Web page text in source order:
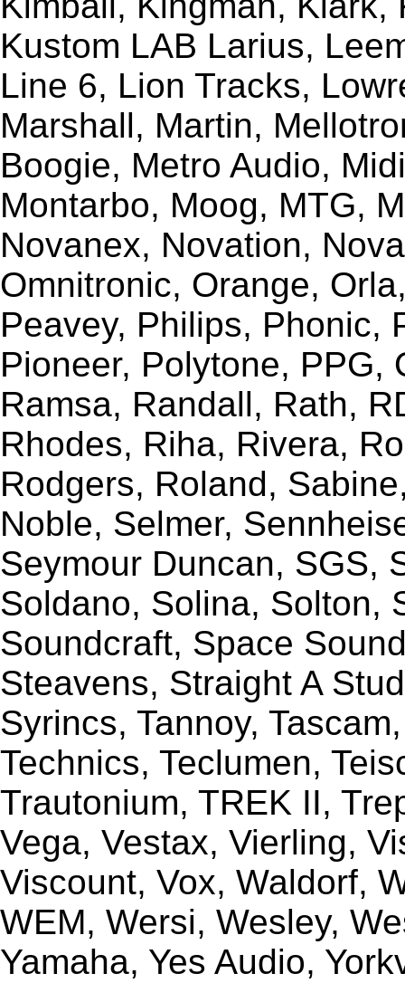
Kustom LAB Larius,
Line 6, Lion Tracks,
Marshall, Martin,
Boogie, Metro Audio,
Montarbo, Moog, MTG,
Novanex, Novation,
Omnitronic, Orange,
Peavey, Philips, Phonic,
Pioneer, Polytone, PPG,
Ramsa, Randall, Rath,
Rhodes, Riha, Rivera,
Rodgers, Roland,
Noble, Selmer,
Seymour Duncan, SGS,
Soldano, Solina, Solton,
Soundcraft, Space
Steavens, Straight A
Syrincs, Tannoy,
Technics, Teclumen,
Trautonium, TREK II,
Vega, Vestax, Vierling,
Viscount, Vox, Waldorf,
WEM, Wersi, Wesley,
Yamaha, Yes Audio,